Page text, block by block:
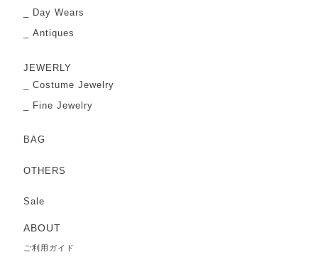
Day Wears
Antiques
JEWERLY
Costume Jewelry
Fine Jewelry
BAG
OTHERS
Sale
ABOUT
ご利用ガイド